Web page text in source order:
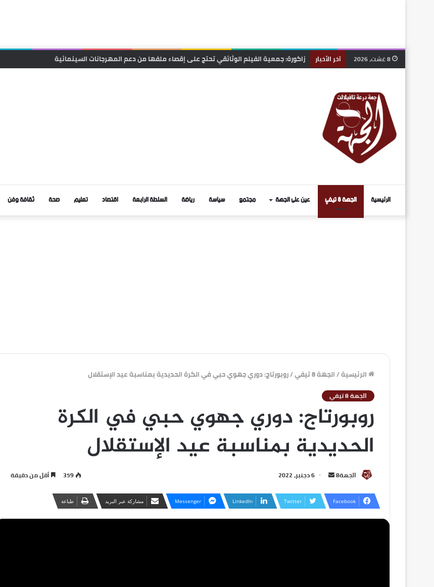
آخر الأخبار الرشيدية .. نزيف على أسفلت بوذنيب.. متى تتدخل السلطات لوقف حوادث السير ؟
الرئيسية الجهة 8 تيفي عين على الجهة مجتمع سياسة رياضة السلطة الرابعة اقتصاد تعليم صحة ثقافة وفن
الرئيسية/الجهة 8 تيفي /روبورتاج: دوري جهوي حبي في الكرة الحديدية بمناسبة عيد الإستقلال
الجهة 8 تيفي
روبورتاج: دوري جهوي حبي في الكرة
الحديدية بمناسبة عيد الإستقلال
الجهة8 6 دجنبر، 2022 359 أقل من دقيقة
Facebook
Twitter
LinkedIn
Messenger مشاركة عبر البريد طباعة